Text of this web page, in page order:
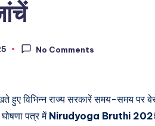
No Comments
हुए विभिन्न राज्य सरकारें समय-समय पर
पत्र में Nirudyoga Bruthi